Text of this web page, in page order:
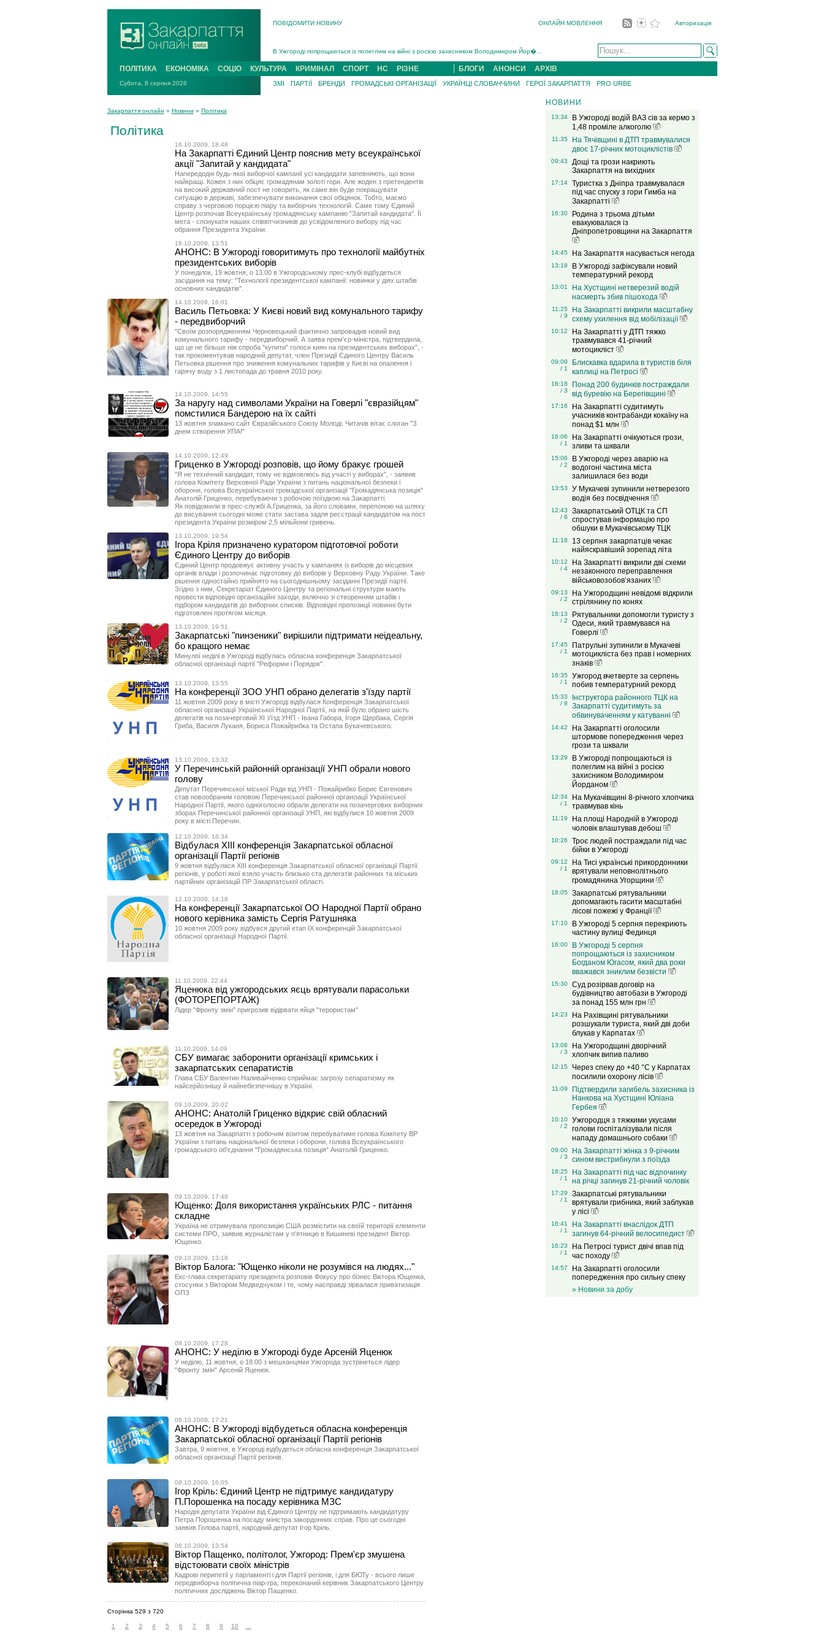
ПОВІДОМИТИ НОВИНУ ОНЛАЙН МОВЛЕННЯ Авторизація
В Ужгороді попрощаються із полеглим на війні з росією захисником Володимиром Йор�...
В Ужгороді 5 серпня попрощаються із захисником Богданом Югасом, який два роки �...
Підтвердили загибель захисника із Нанкова на Хустщині Юліана Гербея (ФОТО)[/gree...
На війні з рф поліг військовий з Виноградова Ігнат Роздяловський (ФОТО)...
ПОЛІТИКА ЕКОНОМІКА СОЦІО КУЛЬТУРА КРИМІНАЛ СПОРТ НС РІЗНЕ БЛОГИ АНОНСИ АРХІВ
Субота, 8 серпня 2026 ЗМІ ПАРТІЇ БРЕНДИ ГРОМАДСЬКІ ОРГАНІЗАЦІЇ УКРАЇНЦІ СЛОВАЧЧИНИ ГЕРОЇ ЗАКАРПАТТЯ PRO URBE
Закарпаття онлайн » Новини » Політика
Політика
16.10.2009, 18:48
На Закарпатті Єдиний Центр пояснив мету всеукраїнської
акції "Запитай у кандидата"
Напередодні будь-якої виборчої кампанії усі кандидати запевняють, що вони
найкращі. Кожен з них обіцяє громадянам золоті гори. Але жоден з претендентів
на високий державний пост не говорить, як саме він буде покращувати
ситуацію в державі, забезпечувати виконання свої обіцянок. Тобто, маємо
справу з черговою порцією піару та виборчих технологій. Саме тому Єдиний
Центр розпочав Всеукраїнську громадянську кампанію "Запитай кандидата". Її
мета - спонукати наших співвітчизників до усвідомленого вибору під час
обрання Президента України.
16.10.2009, 13:51
АНОНС: В Ужгороді говоритимуть про технології майбутніх
президентських виборів
У понеділок, 19 жовтня, о 13.00 в Ужгородському прес-клубі відбудеться
засідання на тему: "Технології президентської кампанії: новинки у діях штабів
основних кандидатів".
14.10.2009, 16:01
Василь Петьовка: У Києві новий вид комунального тарифу
- передвиборчий
"Своїм розпорядженням Черновецький фактично запровадив новий вид
комунального тарифу - передвиборчий. А заява прем'єр-міністра, підтвердила,
що це не більше ніж спроба "купити" голоси киян на президентських виборах", -
так прокоментував народний депутат, член Президії Єдиного Центру Василь
Петьовка рішення про зниження комунальних тарифів у Києві на опалення і
гарячу воду з 1 листопада до травня 2010 року.
14.10.2009, 14:55
За наругу над символами України на Говерлі "євразійцям"
помстилися Бандерою на їх сайті
13 жовтня зламано сайт Євразійського Союзу Молоді. Читачів вітає слоган "З
днем створення УПА!"
14.10.2009, 12:49
Гриценко в Ужгороді розповів, що йому бракує грошей
"Я не технічний кандидат, тому не відмовлюсь від участі у виборах", - заявив
голова Комітету Верховної Ради України з питань національної безпеки і
оборони, голова Всеукраїнської громадської організації "Громадянська позиція"
Анатолій Гриценко, перебуваючи з робочою поїздкою на Закарпатті.
Як повідомили в прес-службі А.Гриценка, за його словами, перепоною на шляху
до висування сьогодні може стати застава задля реєстрації кандидатом на пост
президента України розміром 2,5 мільйони гривень.
13.10.2009, 19:54
Ігора Кріля призначено куратором підготовчої роботи
Єдиного Центру до виборів
Єдиний Центр продовжує активну участь у кампаніях із виборів до місцевих
органів влади і розпочинає підготовку до виборів у Верховну Раду України. Таке
рішення одностайно прийнято на сьогоднішньому засіданні Президії партії.
Згідно з ним, Секретаріат Єдиного Центру та регіональні структури мають
провести відповідні організаційні заходи, включно зі створенням штабів і
підбором кандидатів до виборчих списків. Відповідні пропозиції повинні бути
підготовлені протягом місяця.
13.10.2009, 19:51
Закарпатські "пинзеники" вирішили підтримати неідеальну,
бо кращого немає
Минулої неділі в Ужгороді відбулась обласна конференція Закарпатської
обласної організації партії "Реформи і Порядок".
13.10.2009, 13:55
На конференції ЗОО УНП обрано делегатів з'їзду партії
11 жовтня 2009 року в місті Ужгороді відбулася Конференція Закарпатської
обласної організації Української Народної Партії, на якій було обрано шість
делегатів на позачерговий ХІ з'їзд УНП - Івана Габора, Ігоря Щербака, Сергія
Гриба, Василя Луканя, Бориса Пожайрибка та Остапа Букачевського.
13.10.2009, 13:32
У Перечинській районній організації УНП обрали нового
голову
Депутат Перечинської міської Ради від УНП - Пожайрибко Борис Євгенович
став новообраним головою Перечинської районної організації Української
Народної Партії, якого одноголосно обрали делегати на позачергових виборних
зборах Перечинської районної організації УНП, які відбулися 10 жовтня 2009
року в місті Перечин.
12.10.2009, 18:34
Відбулася ХIII конференція Закарпатської обласної
організації Партії регіонів
9 жовтня відбулася ХIII конференція Закарпатської обласної організації Партії
регіонів, у роботі якої взяло участь близько ста делегатів районних та міських
партійних організацій ПР Закарпатської області.
12.10.2009, 14:18
На конференції Закарпатської ОО Народної Партії обрано
нового керівника замість Сергія Ратушняка
10 жовтня 2009 року відбувся другий етап ІХ конференцій Закарпатської
обласної організації Народної Партії.
11.10.2009, 22:44
Яценюка від ужгородських яєць врятували парасольки
(ФОТОРЕПОРТАЖ)
Лідер "Фронту змін" пригрозив відірвати яйця "терористам"
11.10.2009, 14:09
СБУ вимагає заборонити організації кримських і
закарпатських сепаратистів
Глава СБУ Валентин Наливайченко сприймає загрозу сепаратизму як
найсерйознішу й найнебезпечнішу в Україні.
09.10.2009, 20:02
АНОНС: Анатолій Гриценко відкриє свій обласний
осередок в Ужгороді
13 жовтня на Закарпатті з робочим візитом перебуватиме голова Комітету ВР
України з питань національної безпеки і оборони, голова Всеукраїнського
громадського об'єднання "Громадянська позиція" Анатолій Гриценко.
09.10.2009, 17:48
Ющенко: Доля використання українських РЛС - питання
складне
Україна не отримувала пропозицію США розмістити на своїй території елементи
системи ПРО, заявив журналістам у п'ятницю в Кишиневі президент Віктор
Ющенко.
09.10.2009, 13:18
Віктор Балога: "Ющенко ніколи не розумівся на людях..."
Екс-глава секретаріату президента розповів Фокусу про бізнес Віктора Ющенка,
стосунки з Віктором Медведчуком і те, чому насправді зірвалася приватизація
ОПЗ
08.10.2009, 17:28
АНОНС: У неділю в Ужгороді буде Арсеній Яценюк
У неділю, 11 жовтня, о 18.00 з мешканцями Ужгорода зустрінеться лідер
"Фронту змін" Арсеній Яценюк.
08.10.2009, 17:21
АНОНС: В Ужгороді відбудеться обласна конференція
Закарпатської обласної організації Партії регіонів
Завтра, 9 жовтня, в Ужгороді відбудеться обласна конференція Закарпатської
обласної організації Партії регіонів.
08.10.2009, 16:05
Ігор Кріль: Єдиний Центр не підтримує кандидатуру
П.Порошенка на посаду керівника МЗС
Народні депутати України від Єдиного Центру не підтримають кандидатуру
Петра Порошенка на посаду міністра закордонних справ. Про це сьогодні
заявив Голова партії, народний депутат Ігор Кріль.
08.10.2009, 13:54
Віктор Пащенко, політолог, Ужгород: Прем'єр змушена
відстоювати своїх міністрів
Кадрові перипетії у парламенті і для Партії регіонів, і для БЮТу - всього лише
передвиборча політична піар-гра, переконаний керівник Закарпатського Центру
політичних досліджень Віктор Пащенко.
Сторінка 529 з 720
1 2 3 4 5 6 7 8 9 10
НОВИНИ
13:34
В Ужгороді водій ВАЗ сів за кермо з
1,48 проміле алкоголю
11:35
На Тячівщині в ДТП травмувалися
двоє 17-річних мотоциклістів
09:43
Дощі та грози накриють
Закарпаття на вихідних
17:14
Туристка з Дніпра травмувалася
під час спуску з гори Гимба на
Закарпатті
16:30
Родина з трьома дітьми
евакуювалася із
Дніпропетровщини на Закарпаття
14:45 На Закарпаття насувається негода
13:18
В Ужгороді зафіксували новий
температурний рекорд
13:01
На Хустщині нетверезий водій
насмерть збив пішохода
11:25
/ 9
На Закарпатті викрили масштабну
схему ухилення від мобілізації
10:12
На Закарпатті у ДТП тяжко
травмувався 41-річний
мотоцикліст
09:09
/ 1
Блискавка вдарила в туристів біля
каплиці на Петросі
18:18
/ 3
Понад 200 будинків постраждали
від буревію на Берегівщині
17:16
На Закарпатті судитимуть
учасників контрабанди кокаїну на
понад $1 млн
16:06
/ 1
На Закарпатті очікуються грози,
зливи та шквали
15:06
/ 2
В Ужгороді через аварію на
водогоні частина міста
залишилася без води
13:53
У Мукачеві зупинили нетверезого
водія без посвідчення
12:43
/ 6
Закарпатський ОТЦК та СП
спростував інформацію про
обшуки в Мукачівському ТЦК
11:18
13 серпня закарпатців чекає
найяскравіший зорепад літа
10:12
/ 4
На Закарпатті викрили дві схеми
незаконного переправлення
військовозобов’язаних
09:13
/ 2
На Ужгородщині невідомі відкрили
стрілянину по конях
18:13
/ 2
Рятувальники допомогли туристу з
Одеси, який травмувався на
Говерлі
17:45
/ 1
Патрульні зупинили в Мукачеві
мотоцикліста без прав і номерних
знаків
16:35
/ 1
Ужгород вчетверте за серпень
побив температурний рекорд
15:33
/ 8
Інструктора районного ТЦК на
Закарпатті судитимуть за
обвинуваченням у катуванні
14:42
На Закарпатті оголосили
штормове попередження через
грози та шквали
13:29
В Ужгороді попрощаються із
полеглим на війні з росією
захисником Володимиром
Йорданом
12:34
/ 1
На Мукачівщині 8-річного хлопчика
травмував кінь
11:19
На площі Народній в Ужгороді
чоловік влаштував дебош
10:26
Троє людей постраждали під час
бійки в Ужгороді
09:12
/ 1
На Тисі українські прикордонники
врятували неповнолітнього
громадянина Угорщини
18:05
Закарпатські рятувальники
допомагають гасити масштабні
лісові пожежі у Франції
17:10
В Ужгороді 5 серпня перекриють
частину вулиці Фединця
16:00
В Ужгороді 5 серпня
попрощаються із захисником
Богданом Югасом, який два роки
вважався зниклим безвісти
15:30
Суд розірвав договір на
будівництво автобази в Ужгороді
за понад 155 млн грн
14:23
На Рахівщині рятувальники
розшукали туриста, який дві доби
блукав у Карпатах
13:08
/ 3
На Ужгородщині дворічний
хлопчик випив паливо
12:15
Через спеку до +40 °C у Карпатах
посилили охорону лісів
11:09
Підтвердили загибель захисника із
Нанкова на Хустщині Юліана
Гербея
10:10
/ 2
Ужгородця з тяжкими укусами
голови госпіталізували після
нападу домашнього собаки
09:00
/ 3
На Закарпатті жінка з 9-річним
сином вистрибнули з поїзда
18:25
/ 1
На Закарпатті під час відпочинку
на річці загинув 21-річний чоловік
17:29
/ 1
Закарпатські рятувальники
врятували грибника, який заблукав
у лісі
16:41
/ 1
На Закарпатті внаслідок ДТП
загинув 64-річний велосипедист
16:23
/ 1
На Петросі турист двічі впав під
час походу
14:57
На Закарпатті оголосили
попередження про сильну спеку
» Новини за добу